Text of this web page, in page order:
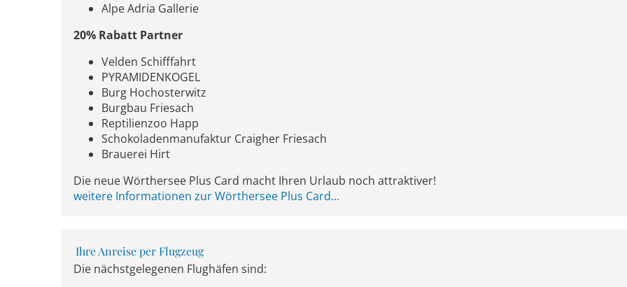
Alpe Adria Gallerie
20% Rabatt Partner
Velden Schifffahrt
PYRAMIDENKOGEL
Burg Hochosterwitz
Burgbau Friesach
Reptilienzoo Happ
Schokoladenmanufaktur Craigher Friesach
Brauerei Hirt
Die neue Wörthersee Plus Card macht Ihren Urlaub noch attraktiver!
weitere Informationen zur Wörthersee Plus Card...
Ihre Anreise per Flugzeug
Die nächstgelegenen Flughäfen sind: